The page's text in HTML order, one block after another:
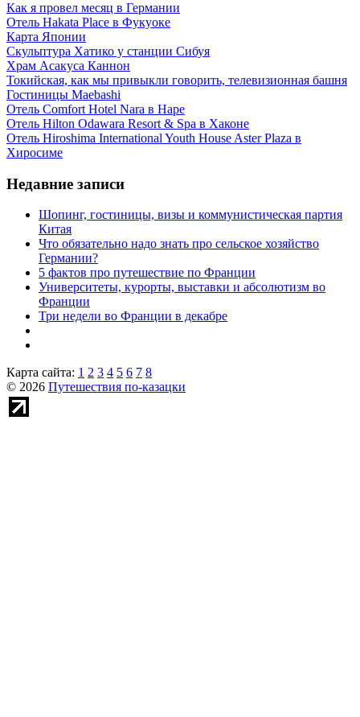
Как я провел месяц в Германии
Отель Hakata Place в Фукуоке
Карта Японии
Скульптура Хатико у станции Сибуя
Храм Асакуса Каннон
Токийская, как мы привыкли говорить, телевизионная башня
Гостиницы Maebashi
Отель Comfort Hotel Nara в Наре
Отель Hilton Odawara Resort & Spa в Хаконе
Отель Hiroshima International Youth House Aster Plaza в
Хиросиме
Недавние записи
Шопинг, гостиницы, визы и коммунистическая партия
Китая
Что обязательно надо знать про сельское хозяйство
Германии?
5 фактов про путешествие по Франции
Университеты, курорты, выставки и абсолютизм во
Франции
Три недели во Франции в декабре
Карта сайта: 1 2 3 4 5 6 7 8
© 2026 Путешествия по-казацки